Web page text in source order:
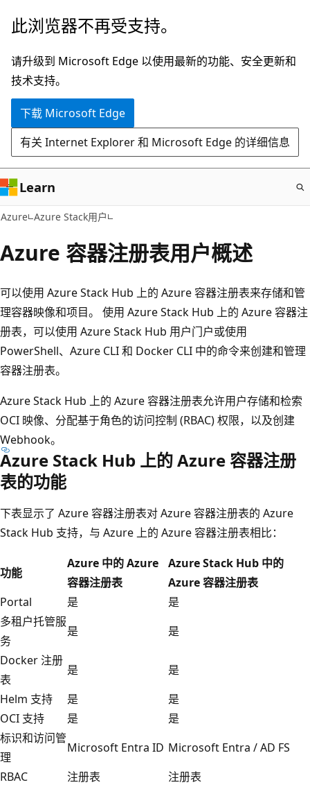
跳
主
要
内
此浏览器不再受支持。
请升级到 Microsoft Edge 以使用最新的功能、安全更新和
技术支持。
下载 Microsoft Edge
有关 Internet Explorer 和 Microsoft Edge 的详细信息
Learn
Azure Azure Stack用户
Azure 容器注册表用户概述
可以使用 Azure Stack Hub 上的 Azure 容器注册表来存储和管
理容器映像和项目。 使用 Azure Stack Hub 上的 Azure 容器注
册表，可以使用 Azure Stack Hub 用户门户或使用
PowerShell、Azure CLI 和 Docker CLI 中的命令来创建和管理
容器注册表。
Azure Stack Hub 上的 Azure 容器注册表允许用户存储和检索
OCI 映像、分配基于角色的访问控制 (RBAC) 权限，以及创建
Webhook。
Azure Stack Hub 上的 Azure 容器注册
表的功能
下表显示了 Azure 容器注册表对 Azure 容器注册表的 Azure
Stack Hub 支持，与 Azure 上的 Azure 容器注册表相比：
功能
Azure 中的 Azure
容器注册表
Azure Stack Hub 中的
Azure 容器注册表
Portal
是
是
多租户托管服
务
是
是
Docker 注册
表
是
是
Helm 支持
是
是
OCI 支持
是
是
标识和访问管
理
Microsoft Entra ID Microsoft Entra / AD FS
RBAC
注册表
注册表